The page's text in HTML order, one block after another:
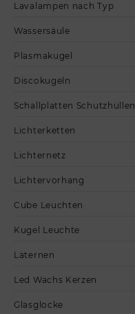
Lavalampen nach Typ
Wassersäule
Plasmakugel
Discokugeln
Schallplatten Schutzhüllen
Lichterketten
Lichternetz
Lichtervorhang
Cube Leuchten
Kugel Leuchte
Laternen
Led Wachs Kerzen
Glasglocke